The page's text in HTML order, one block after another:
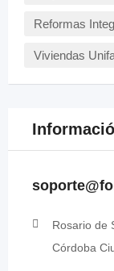
Reformas
Viviendas
Rosario de
Córdoba